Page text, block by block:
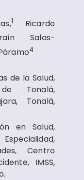
1
Ricardo
Salas-
4
de la Salud,
Tonalá,
Tonalá,
en Salud,
Centro
IMSS,